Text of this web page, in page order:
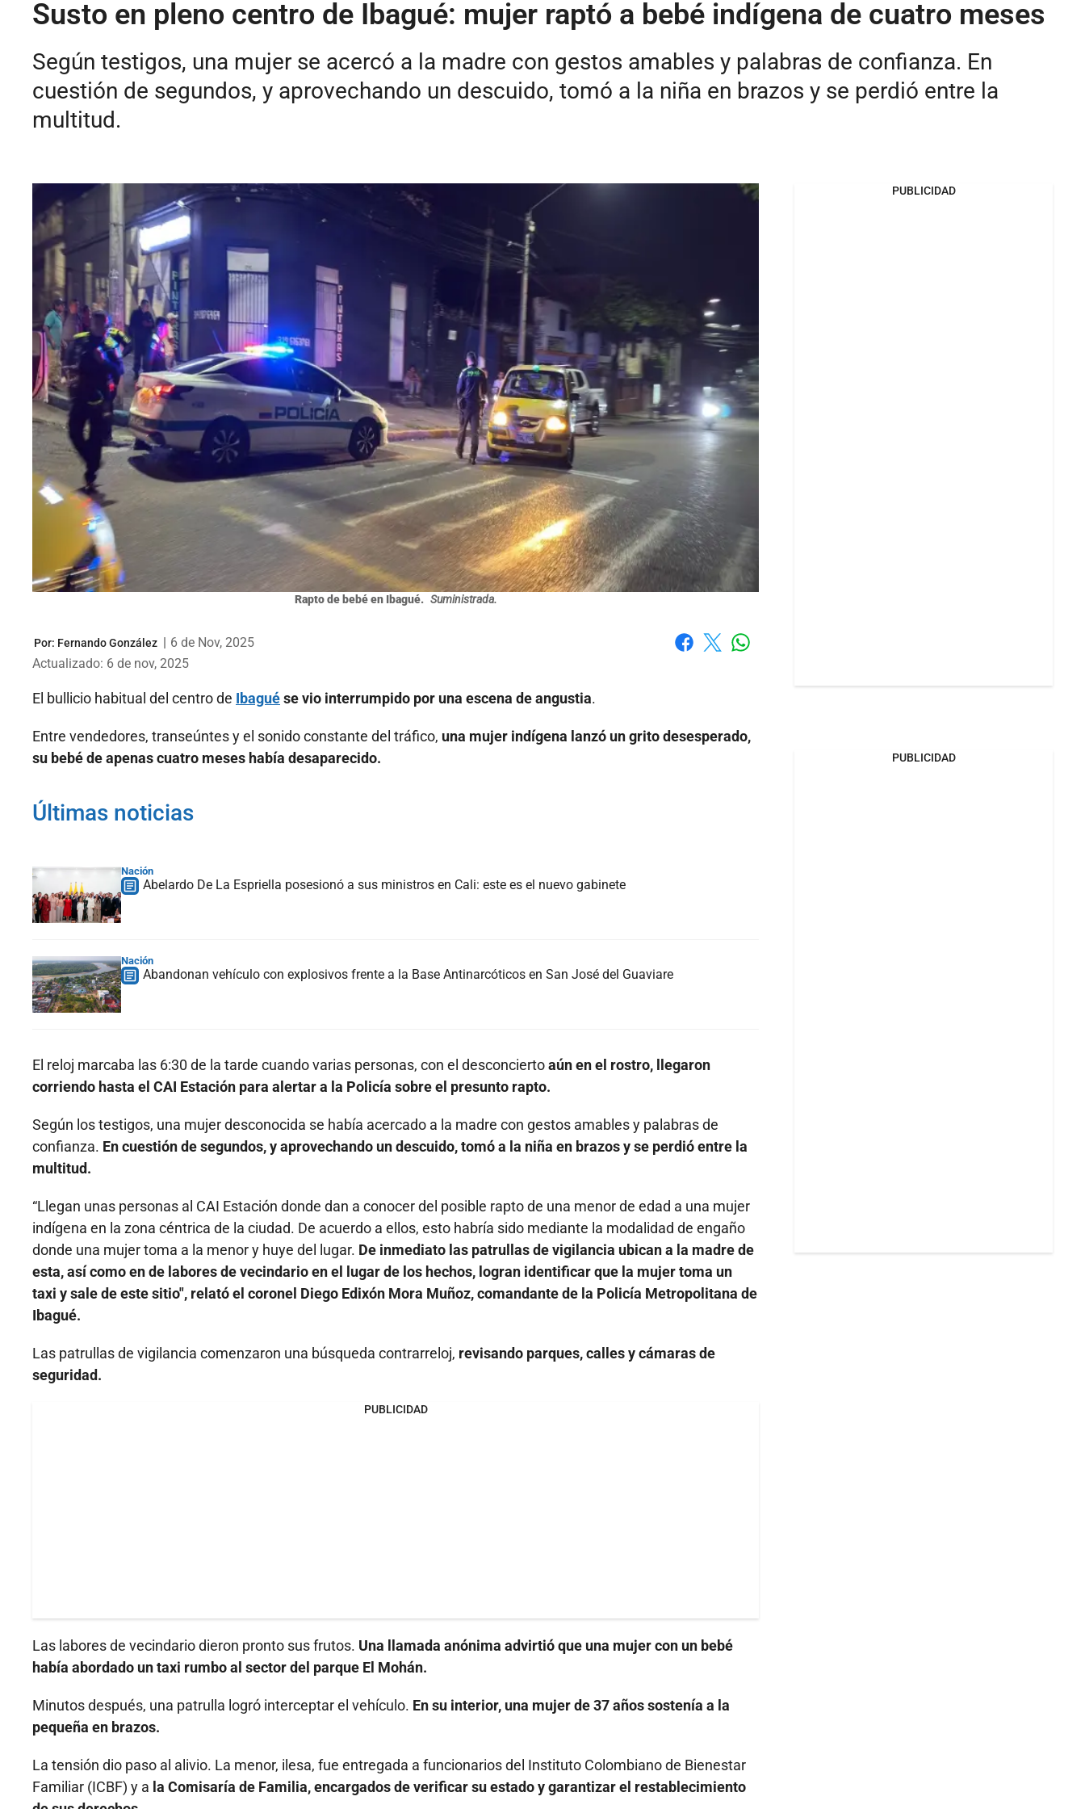
Susto en pleno centro de Ibagué: mujer raptó a bebé indígena de cuatro meses
Según testigos, una mujer se acercó a la madre con gestos amables y palabras de confianza. En
cuestión de segundos, y aprovechando un descuido, tomó a la niña en brazos y se perdió entre la
multitud.
Rapto de bebé en Ibagué. Suministrada.
Por: Fernando González | 6 de Nov, 2025
Actualizado: 6 de nov, 2025
El bullicio habitual del centro de Ibaguése vio interrumpido por una escena de angustia.
Entre vendedores, transeúntes y el sonido constante del tráfico, una mujer indígena lanzó un grito desesperado,
su bebé de apenas cuatro meses había desaparecido.
Últimas noticias
Nación
Abelardo De La Espriella posesionó a sus ministros en Cali: este es el nuevo gabinete
Nación
Abandonan vehículo con explosivos frente a la Base Antinarcóticos en San José del Guaviare
El reloj marcaba las 6:30 de la tarde cuando varias personas, con el desconciertoaún en el rostro, llegaron
corriendo hasta el CAI Estación para alertar a la Policía sobre el presunto rapto.
Según los testigos, una mujer desconocida se había acercado a la madre con gestos amables y palabras de
confianza. En cuestión de segundos, y aprovechando un descuido, tomó a la niña en brazos y se perdió entre la
multitud.
“Llegan unas personas al CAI Estación donde dan a conocer del posible rapto de una menor de edad a una mujer
indígena en la zona céntrica de la ciudad. De acuerdo a ellos, esto habría sido mediante la modalidad de engaño
donde una mujer toma a la menor y huye del lugar. De inmediato las patrullas de vigilancia ubican a la madre de
esta, así como en de labores de vecindario en el lugar de los hechos, logran identificar que la mujer toma un
taxi y sale de este sitio", relató el coronel Diego Edixón Mora Muñoz, comandante de la Policía Metropolitana de
Ibagué.
Las patrullas de vigilancia comenzaron una búsqueda contrarreloj, revisando parques, calles y cámaras de
seguridad.
PUBLICIDAD
Las labores de vecindario dieron pronto sus frutos. Una llamada anónima advirtió que una mujer con un bebé
había abordado un taxi rumbo al sector del parque El Mohán.
Minutos después, una patrulla logró interceptar el vehículo. En su interior, una mujer de 37 años sostenía a la
pequeña en brazos.
La tensión dio paso al alivio. La menor, ilesa, fue entregada a funcionarios del Instituto Colombiano de Bienestar
Familiar (ICBF) y a la Comisaría de Familia, encargados de verificar su estado y garantizar el restablecimiento
PUBLICIDAD
PUBLICIDAD